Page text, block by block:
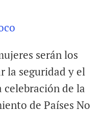
serán los
la seguridad y el
de la
de Países No